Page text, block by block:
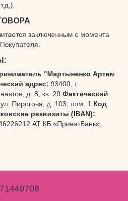
заключенным с момента
"Мартыненко Артем
адрес: 93400, г.
д. 8, кв. 29 Фактический
Пирогова, д. 103, пом. 1 Код
реквизиты (IBAN):
АТ КБ «ПриватБанк»,